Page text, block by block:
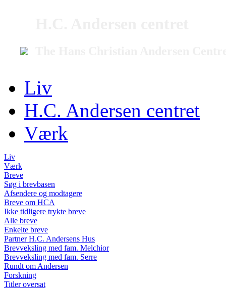
Liv
H.C. Andersen centret
Værk
Liv
Værk
Breve
Søg i brevbasen
Afsendere og modtagere
Breve om HCA
Ikke tidligere trykte breve
Alle breve
Enkelte breve
Partner H.C. Andersens Hus
Brevveksling med fam. Melchior
Brevveksling med fam. Serre
Rundt om Andersen
Forskning
Titler oversat